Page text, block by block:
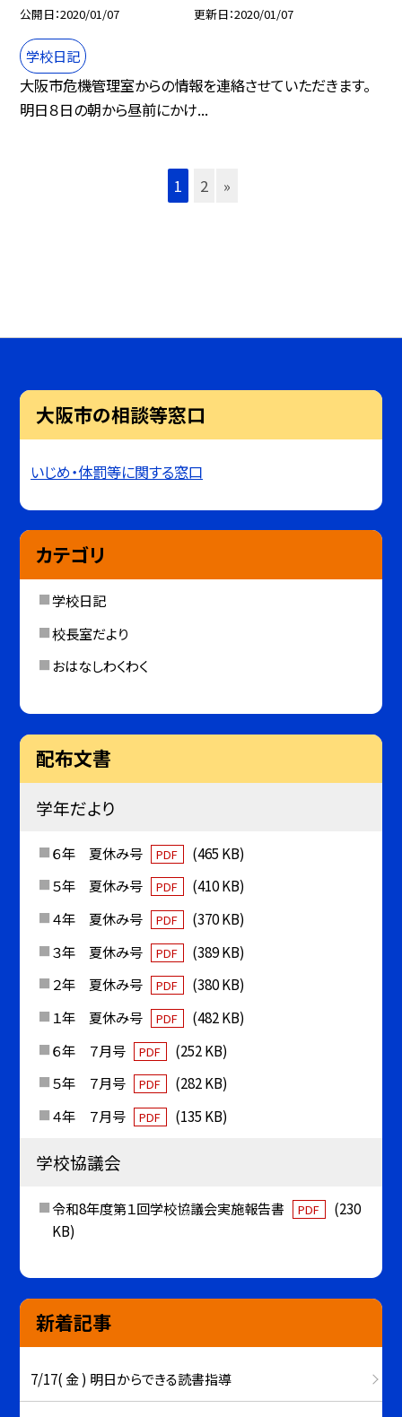
公開日 2020/01/07 更新日 2020/01/07
学校日記
大阪市危機管理室からの情報を連絡させていただきます。
明日８日の朝から昼前にかけ...
1 2 »
大阪市の相談等窓口
いじめ・体罰等に関する窓口
カテゴリ
学校日記
校長室だより
おはなしわくわく
配布文書
学年だより
６年 夏休み号 PDF
(465 KB)
５年 夏休み号
PDF
(410 KB)
４年 夏休み号
PDF
(370 KB)
３年 夏休み号
PDF
(389 KB)
２年 夏休み号
PDF
(380 KB)
１年 夏休み号
PDF
(482 KB)
６年 ７月号
PDF
(252 KB)
５年 ７月号
PDF
(282 KB)
４年 ７月号
PDF (135 KB)
学校協議会
令和8年度第１回学校協議会実施報告書 PDF
(230
KB)
新着記事
7/17( 金 ) 明日からできる読書指導